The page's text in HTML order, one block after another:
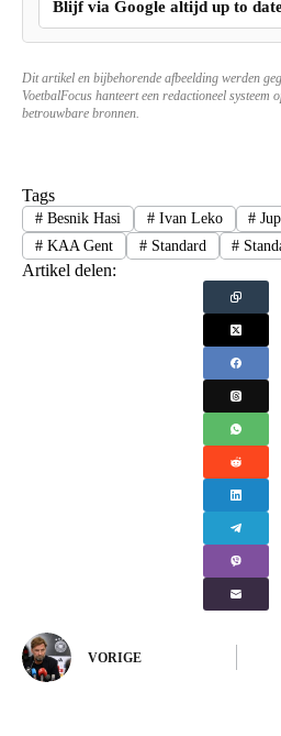
Blijf via Google altijd up to
Dit artikel en bijbehorende afbeelding werden
VoetbalFocus hanteert een redactioneel systeem
betrouwbare bronnen.
Tags
#Besnik Hasi #Ivan Leko #
#KAA Gent #Standard #
Artikel delen:
VORIGE